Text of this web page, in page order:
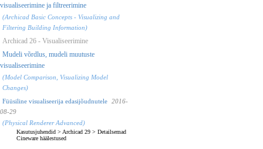
visualiseerimine ja filtreerimine
(Archicad Basic Concepts - Visualizing and
Filtering Building Information)
Archicad 26 - Visualiseerimine
Mudeli võrdlus, mudeli muutuste
visualiseerimine
(Model Comparison, Visualizing Model
Changes)
Füüsiline visualiseerija edasijõudnutele
2016-
08-29
(Physical Renderer Advanced)
Kasutusjuhendid > Archicad 29 > Detailsemad
Cineware häälestused